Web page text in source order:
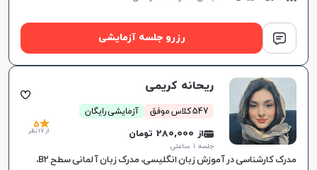
رزرو جلسه آزمایشی
ریحانه کریمی
547 کلاس موفق آزمایشی رایگان
از 280,000 تومان
جلسه ۱ ساعتی
5
از 17 نظر
مدرک کارشناسی در آموزش زبان انگلیسی، مدرک زبان آلمانی سطح B2،